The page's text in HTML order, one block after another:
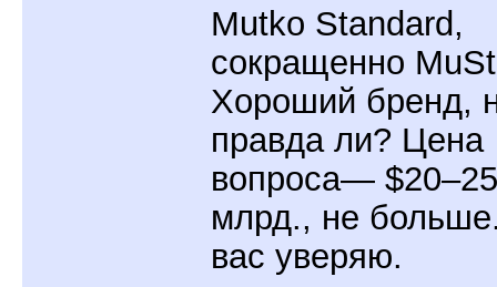
Mutko Standard,
сокращенно
Хороший бренд,
правда ли? Цена
вопроса— $20–25
млрд., не
вас уверяю.